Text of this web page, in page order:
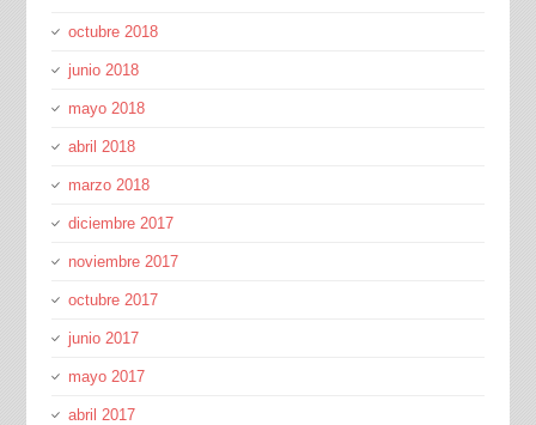
octubre 2018
junio 2018
mayo 2018
abril 2018
marzo 2018
diciembre 2017
noviembre 2017
octubre 2017
junio 2017
mayo 2017
abril 2017